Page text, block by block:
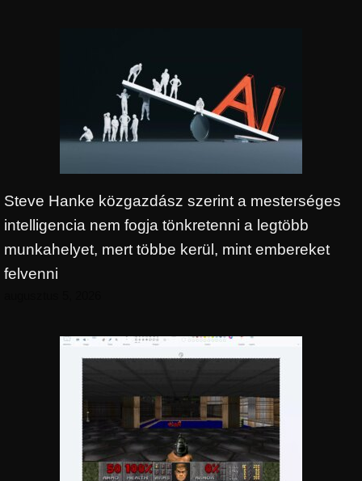
Steve Hanke közgazdász szerint a mesterséges
intelligencia nem fogja tönkretenni a legtöbb
munkahelyet, mert többe kerül, mint embereket
felvenni